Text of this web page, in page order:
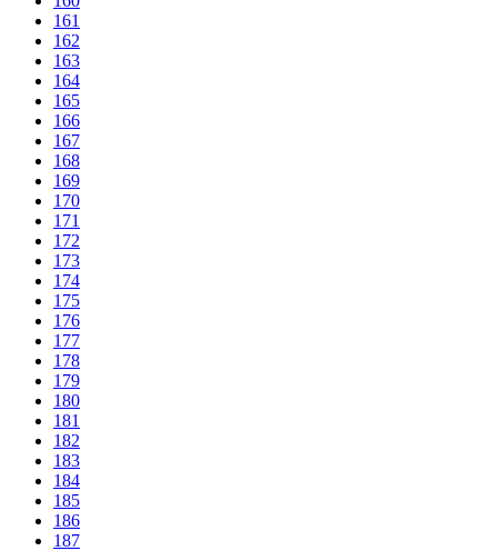
161
162
163
164
165
166
167
168
169
170
171
172
173
174
175
176
177
178
179
180
181
182
183
184
185
186
187